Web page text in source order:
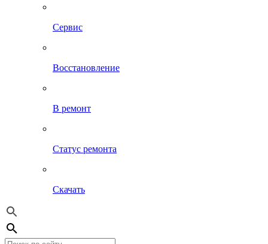
Сервис
Восстановление
В ремонт
Статус ремонта
Скачать